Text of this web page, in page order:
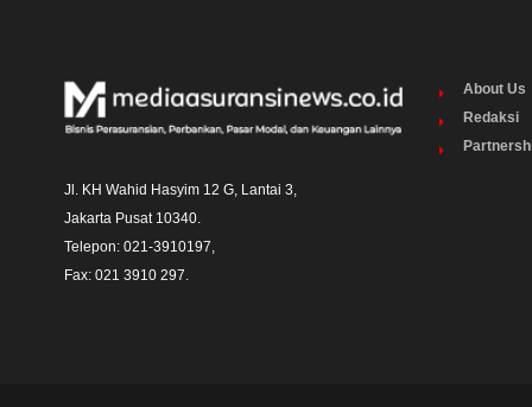
Jl. KH Wahid Hasyim 12 G, Lantai 3,
Jakarta Pusat 10340.
Telepon: 021-3910197,
Fax: 021 3910 297.
About Us
Redaksi